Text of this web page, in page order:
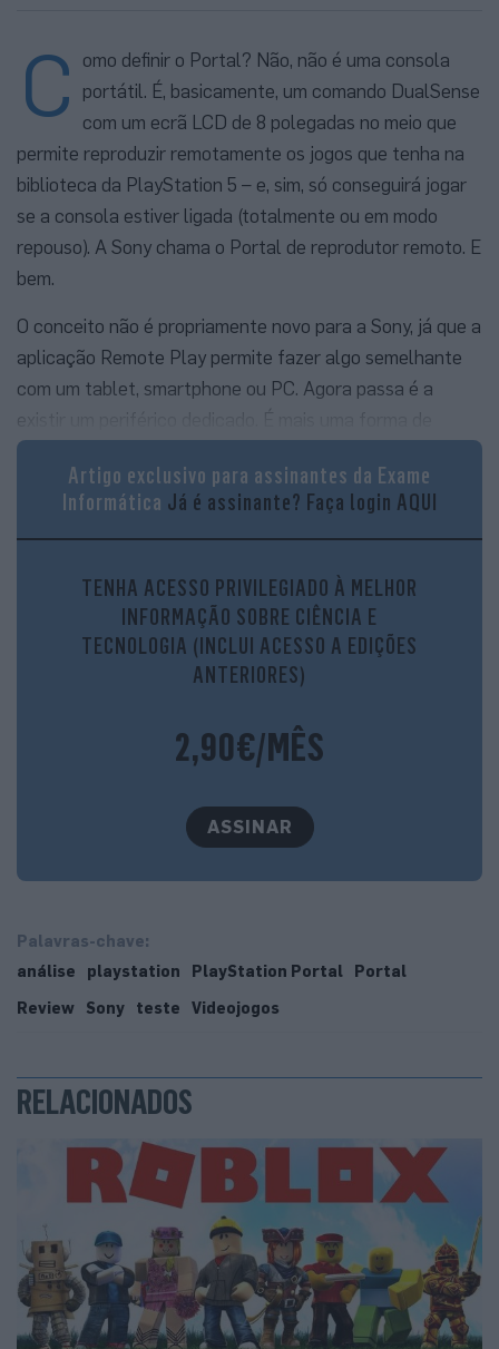
C
omo definir o Portal? Não, não é uma consola
portátil. É, basicamente, um comando DualSense
com um ecrã LCD de 8 polegadas no meio que
permite reproduzir remotamente os jogos que tenha na
biblioteca da PlayStation 5 – e, sim, só conseguirá jogar
se a consola estiver ligada (totalmente ou em modo
repouso). A Sony chama o Portal de reprodutor remoto. E
bem.
O conceito não é propriamente novo para a Sony, já que a
aplicação Remote Play permite fazer algo semelhante
com um tablet, smartphone ou PC. Agora passa é a
potenciar o sucesso do DualSense, o comando da PS5
que granjeou elogios por funcionalidades como o
feedback háptico e os gatilhos adaptativos.
Características que também marcam presença no
Artigo exclusivo para assinantes da Exame
Informática Já é assinante? Faça login AQUI
TENHA ACESSO PRIVILEGIADO À MELHOR
INFORMAÇÃO SOBRE CIÊNCIA E
TECNOLOGIA (INCLUI ACESSO A EDIÇÕES
ANTERIORES)
2,90€/MÊS
ASSINAR
Palavras-chave:
análise
playstation PlayStation Portal
Portal
Review
Sony teste Videojogos
RELACIONADOS